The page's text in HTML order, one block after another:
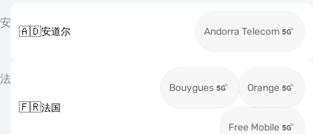
安
🇦🇩安道尔 Andorra Telecom
法
🇫🇷法国
Bouygues Orange
Free Mobile